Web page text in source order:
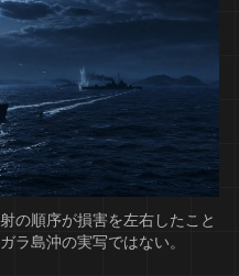
の順序が損害を左右したこと
ラ島沖の実写ではない。